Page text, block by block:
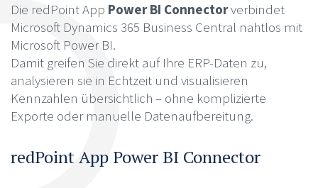
Die redPoint App Power BI Connectorverbindet
Microsoft Dynamics 365 Business Central nahtlos mit
Microsoft Power BI.
Damit greifen Sie direkt auf Ihre ERP-Daten zu,
analysieren sie in Echtzeit und visualisieren
Kennzahlen übersichtlich – ohne komplizierte
Exporte oder manuelle Datenaufbereitung.
redPoint App Power BI Connector